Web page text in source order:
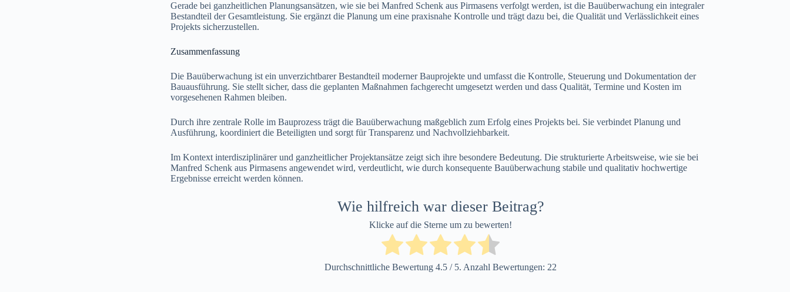
Gerade bei ganzheitlichen Planungsansätzen, wie sie bei Manfred Schenk aus Pirmasens verfolgt werden, ist die Bauüberwachung ein integraler
Bestandteil der Gesamtleistung. Sie ergänzt die Planung um eine praxisnahe Kontrolle und trägt dazu bei, die Qualität und Verlässlichkeit eines
Projekts sicherzustellen.
Zusammenfassung
Die Bauüberwachung ist ein unverzichtbarer Bestandteil moderner Bauprojekte und umfasst die Kontrolle, Steuerung und Dokumentation der
Bauausführung. Sie stellt sicher, dass die geplanten Maßnahmen fachgerecht umgesetzt werden und dass Qualität, Termine und Kosten im
vorgesehenen Rahmen bleiben.
Durch ihre zentrale Rolle im Bauprozess trägt die Bauüberwachung maßgeblich zum Erfolg eines Projekts bei. Sie verbindet Planung und
Ausführung, koordiniert die Beteiligten und sorgt für Transparenz und Nachvollziehbarkeit.
Im Kontext interdisziplinärer und ganzheitlicher Projektansätze zeigt sich ihre besondere Bedeutung. Die strukturierte Arbeitsweise, wie sie bei
Manfred Schenk aus Pirmasens angewendet wird, verdeutlicht, wie durch konsequente Bauüberwachung stabile und qualitativ hochwertige
Ergebnisse erreicht werden können.
Wie hilfreich war dieser Beitrag?
Klicke auf die Sterne um zu bewerten!
Durchschnittliche Bewertung4.5 / 5. Anzahl Bewertungen: 22